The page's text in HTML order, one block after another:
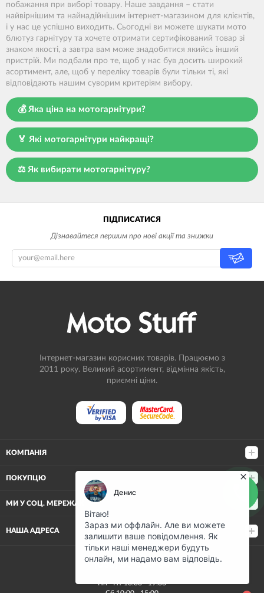
побажання при виборі товару. Наше завдання – стати
найвірнішим та найнадійнішим інтернет-магазином для клієнтів,
і у нас це успішно виходить. Сьогодні ви можете шукати мото
блютуз гарнітуру та хочете отримати сертифікований товар зі
знаком якості, а завтра вам може знадобитися якийсь інший
пристрій. Ми подбали про те, щоб у нас був досить широкий
асортимент, але, щоб у переліку товарів були тільки ті, які
відповідають нашим суворим критеріям вибору.
💰 Яка ціна на мотогарнітури?
🏅 Які мотогарнітури найкращі?
⚖️ Як вибирати мотогарнітуру?
ПІДПИСАТИСЯ
Дізнавайтеся першим про нові акції та знижки
Інтернет-магазин корисних товарів. Працюємо з
2011 року. Великий асортимент, відмінна якість,
приємні ціни.
КОМПАНІЯ
ПОКУПЦЮ
МИ У СОЦ. МЕРЕЖАХ
НАША АДРЕСА
(068) 80-500-80
Пн—Пт 10:00—19:00